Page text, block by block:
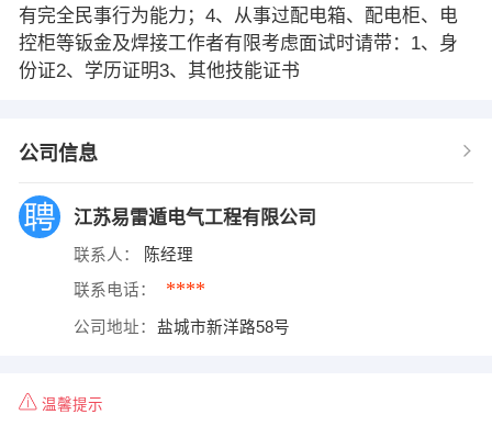
有完全民事行为能力；4、从事过配电箱、配电柜、电
控柜等钣金及焊接工作者有限考虑面试时请带：1、身
份证2、学历证明3、其他技能证书
公司信息
江苏易雷遁电气工程有限公司
联系人： 陈经理
联系电话： ****
公司地址： 盐城市新洋路58号
温馨提示